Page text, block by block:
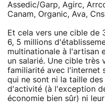
Assedic/Garp, Agirc,
Canam, Organic, Ava,
Et cela vers une cible de
6, 5 millions
multinationale à l'artisan
un salarié. Une cible très
familiarité avec l'internet
qui ne sont ni la taille
d'activité (à l'exception
économie bien sûr) ni